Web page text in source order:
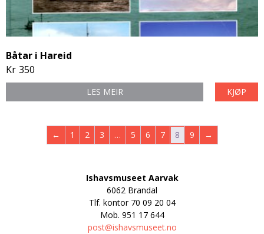
Båtar i Hareid
Kr 350
LES MEIR KJØP
← 1 2 3 … 5 6 7 8 9 →
Ishavsmuseet Aarvak
6062 Brandal
Tlf. kontor 70 09 20 04
Mob. 951 17 644
post@ishavsmuseet.no